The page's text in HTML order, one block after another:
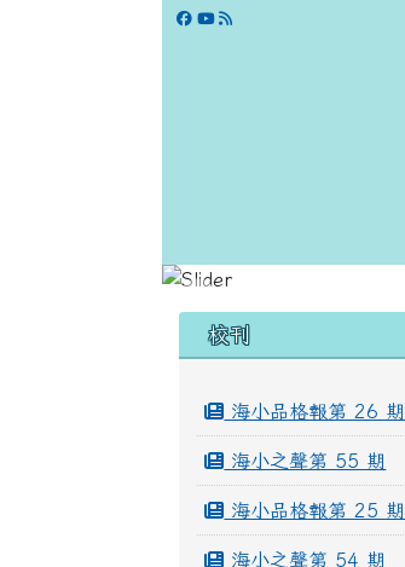
學校網站
左邊區域內容
校刊
海小品格報第 26 期
海小之聲第 55 期
海小品格報第 25 期
海小之聲第 54 期